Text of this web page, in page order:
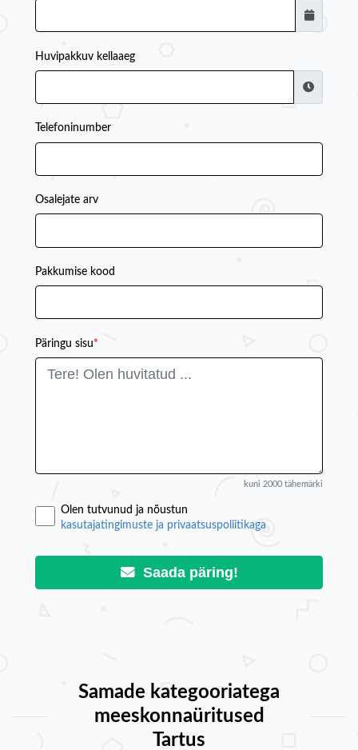
Huvipakkuv kellaaeg
Telefoninumber
Osalejate arv
Pakkumise kood
Päringu sisu*
kuni 2000 tähemärki
Olen tutvunud ja nõustun
kasutajatingimuste ja privaatsuspoliitikaga
Saada päring!
Samade kategooriatega
meeskonnaüritused
Tartus